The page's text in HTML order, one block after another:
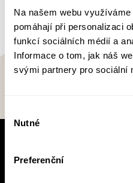
Na našem webu
pomáhají při personalizaci
funkcí sociálních médií a
Informace o tom, jak náš
svými partnery pro sociální
souhlasu
Nutné
Preferenční
V pracovní
Knižní novinky si